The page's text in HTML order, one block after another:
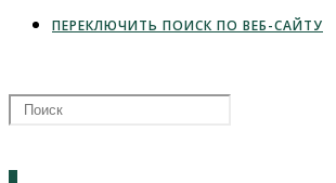
ПЕРЕКЛЮЧИТЬ ПОИСК ПО ВЕБ-САЙТУ